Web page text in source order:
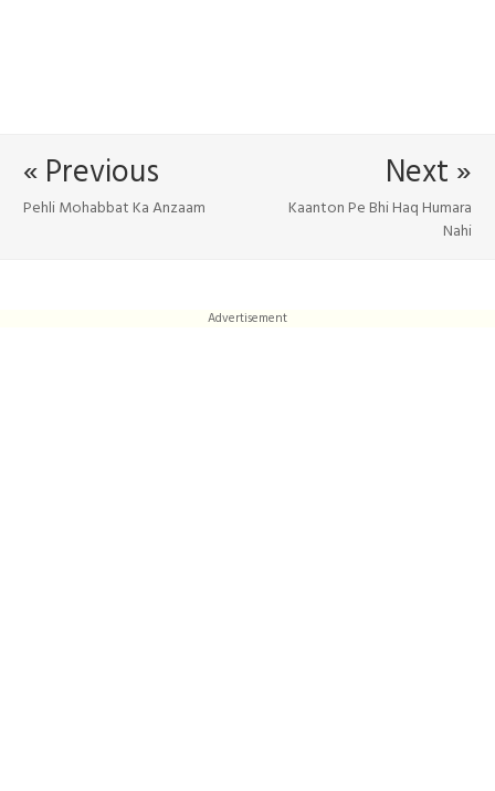
Next »
Kaanton Pe Bhi Haq Humara
Nahi
« Previous
Pehli Mohabbat Ka Anzaam
Advertisement